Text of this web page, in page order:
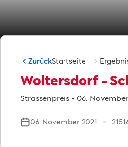
ZurückStartseite
Woltersdorf -
Strassenpreis - 06.
06. November 2021